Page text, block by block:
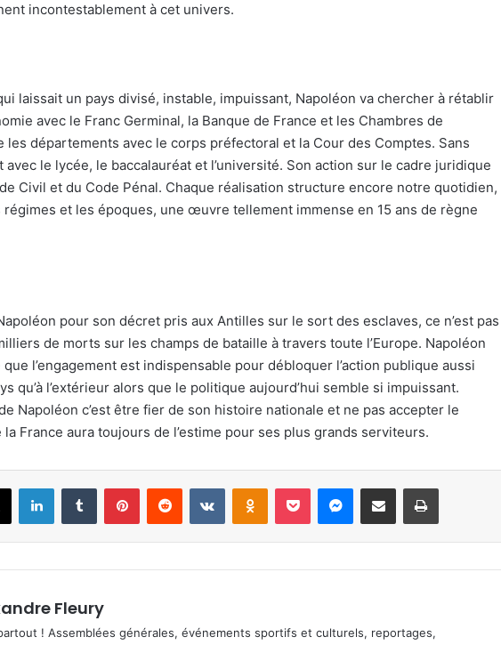
incontestablement à cet univers.
laissait un pays divisé, instable, impuissant, Napoléon va chercher à rétablir
avec le Franc Germinal, la Banque de France et les Chambres de
les départements avec le corps préfectoral et la Cour des Comptes. Sans
avec le lycée, le baccalauréat et l’université. Son action sur le cadre juridique
Civil et du Code Pénal. Chaque réalisation structure encore notre quotidien,
et les époques, une œuvre tellement immense en 15 ans de règne
pour son décret pris aux Antilles sur le sort des esclaves, ce n’est pas
de morts sur les champs de bataille à travers toute l’Europe. Napoléon
l’engagement est indispensable pour débloquer l’action publique aussi
qu’à l’extérieur alors que le politique aujourd’hui semble si impuissant.
Napoléon c’est être fier de son histoire nationale et ne pas accepter le
France aura toujours de l’estime pour ses plus grands serviteurs.
Fleury
! Assemblées générales, événements sportifs et culturels, reportages,